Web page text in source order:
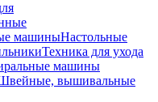
машиныНастольные
Техника для ухода
машины
вышивальные